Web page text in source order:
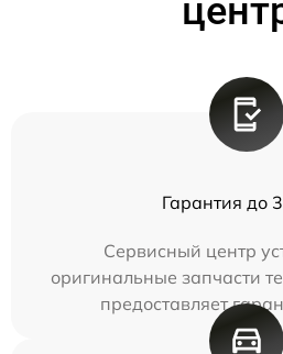
Гарантия до
Сервисный центр
оригинальные запчасти
предоставляет